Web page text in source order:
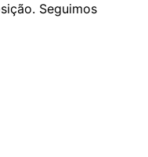
Seguimos